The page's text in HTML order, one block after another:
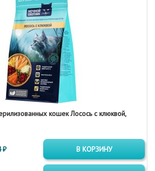
кошек Лосось с клюквой,
₽ В КОРЗИНУ